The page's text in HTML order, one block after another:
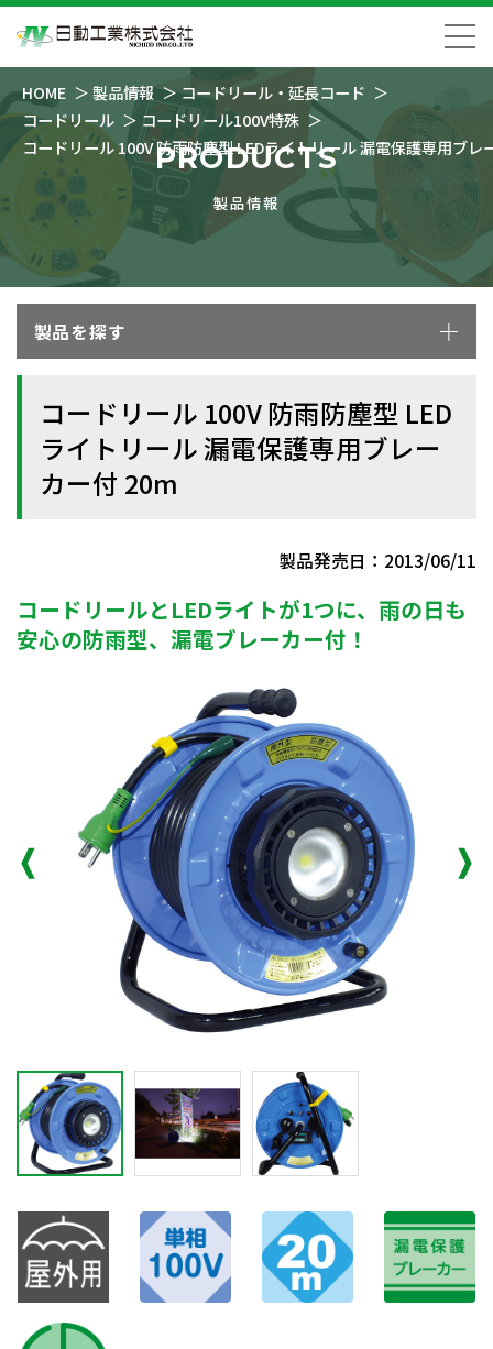
HOME 製品情報
コードリール・延長コード
コードリール
コードリール100V特殊
コードリール 100V 防雨防塵型 LEDライトリール 漏電保護専用ブレ
PRODUCTS
製品情報
製品を探す
コードリール 100V 防雨防塵型 LED
ライトリール 漏電保護専用ブレー
カー付 20m
製品発売日：2013/06/11
コードリールとLEDライトが1つに、雨の日も
安心の防雨型、漏電ブレーカー付！